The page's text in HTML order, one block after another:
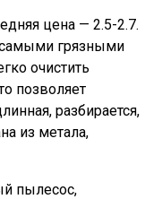
цена — 2.5-2.7.
самыми грязными
очистить
позволяет
разбирается,
из метала,
пылесос,